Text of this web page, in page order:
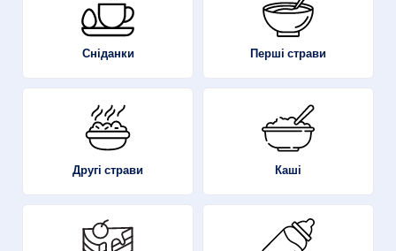
Сніданки Перші страви
Другі страви Каші